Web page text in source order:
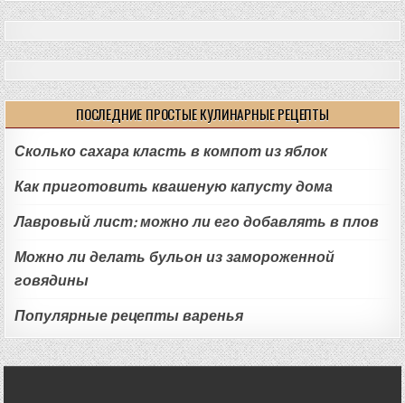
ПОСЛЕДНИЕ ПРОСТЫЕ КУЛИНАРНЫЕ РЕЦЕПТЫ
Сколько сахара класть в компот из яблок
Как приготовить квашеную капусту дома
Лавровый лист: можно ли его добавлять в плов
Можно ли делать бульон из замороженной
говядины
Популярные рецепты варенья